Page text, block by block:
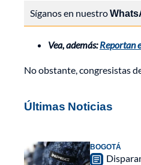
Síganos en nuestro
Vea, además:Reportan
No obstante, congresistas
Últimas Noticias
BOGOTÁ